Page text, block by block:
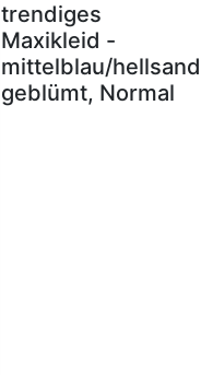
trendiges
Maxikleid -
mittelblau/hellsand
geblümt, Normal